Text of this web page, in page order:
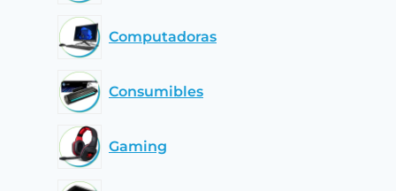
Computadoras
Consumibles
Gaming